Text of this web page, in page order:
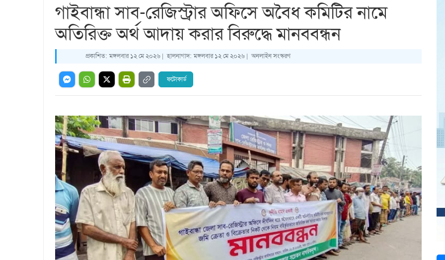
গাইবান্ধা সাব-রেজিস্ট্রার অফিসে অবৈধ কমিটির নামে
অতিরিক্ত অর্থ আদায় করার বিরুদ্ধে মানববন্ধন
প্রকাশিত: মঙ্গলবার ১২ মে ২০২৬ | হালনাগাদ: মঙ্গলবার ১২ মে ২০২৬ | অনলাইন সংস্করণ
ফটোকার্ড